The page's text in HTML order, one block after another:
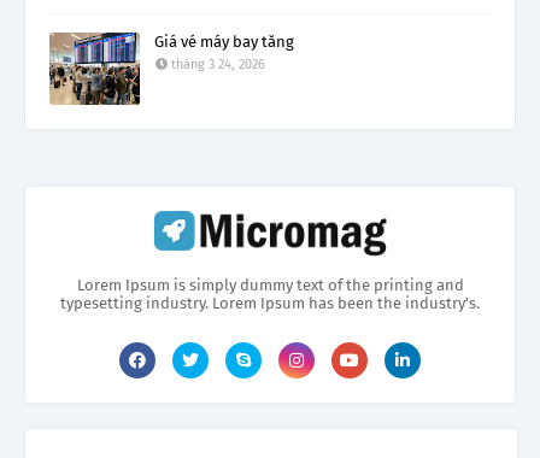
Giá vé máy bay tăng
tháng 3 24, 2026
Lorem Ipsum is simply dummy text of the printing and
typesetting industry. Lorem Ipsum has been the industry's.